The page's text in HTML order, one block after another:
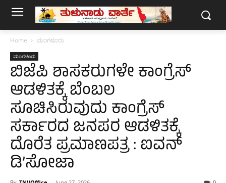
Home ಮಂಗಳೂರು
ಮಂಗಳೂರು
ಬಿಜೆಪಿ ಶಾಸಕರುಗಳೇ ಕಾಂಗ್ರೆಸ್
ಆಡಳಿತಕ್ಕೆ ಬೆಂಬಲ
ಸೂಚಿಸಿರುವುದು ಕಾಂಗ್ರೆಸ್
ಸರ್ಕಾರದ ಜನಪರ ಆಡಳಿತಕ್ಕೆ
ದೊರೆತ ಪ್ರಮಾಣಪತ್ರ : ಐವನ್
ಡಿ’ಸೋಜಾ